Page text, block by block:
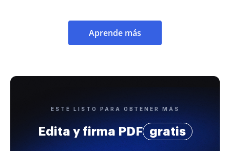
Aprende más
ESTÉ LISTO PARA OBTENER MÁS
Edita y firma PDF gratis